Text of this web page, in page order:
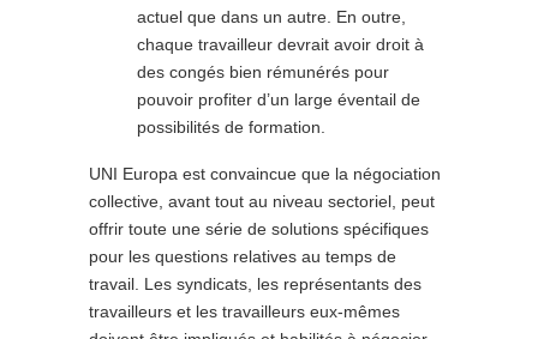
actuel que dans un autre. En outre,
chaque travailleur devrait avoir droit à
des congés bien rémunérés pour
pouvoir profiter d’un large éventail de
possibilités de formation.
UNI Europa est convaincue que la négociation
collective, avant tout au niveau sectoriel, peut
offrir toute une série de solutions spécifiques
pour les questions relatives au temps de
travail. Les syndicats, les représentants des
travailleurs et les travailleurs eux-mêmes